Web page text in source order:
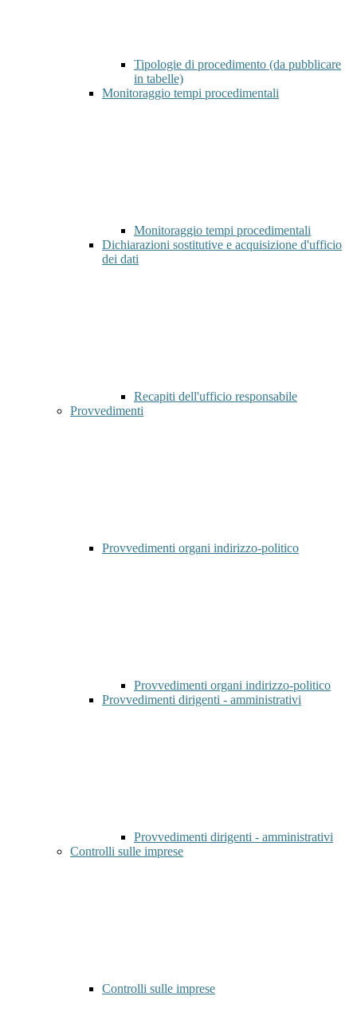
Tipologie di procedimento (da pubblicare
in tabelle)
Monitoraggio tempi procedimentali
Monitoraggio tempi procedimentali
Dichiarazioni sostitutive e acquisizione d'ufficio
dei dati
Recapiti dell'ufficio responsabile
Provvedimenti
Provvedimenti organi indirizzo-politico
Provvedimenti organi indirizzo-politico
Provvedimenti dirigenti - amministrativi
Provvedimenti dirigenti - amministrativi
Controlli sulle imprese
Controlli sulle imprese